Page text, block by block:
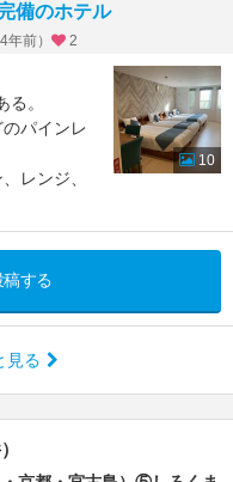
備のホテル
前） 2
。
パインレ
レンジ、
ト
10
する
見る